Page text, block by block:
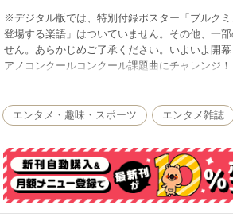
※デジタル版では、特別付録ポスター「ブルク
登場する楽語」はついていません。その他、一
せん。あらかじめご了承ください。いよいよ開
アノコンクールコンクール課題曲にチャレンジ
ネ》Op.36-6 第１楽章（赤松林太郎）コンクー
アノ歴」もくじInterview 反田恭平Interview 角野
Interview 亀井聖矢ムジカノーヴァ・トークルー
／荒木淑子）ムジカノーヴァからのお知らせム
て①（小原 孝）ムジカノーヴァ最終号に寄せて
ァ最終号に寄せて③（春畑セロリ）Report カワ
（上田弘子）Report 盛夏に沸いた２つのコンク
エンタメ・趣味・スポーツ エンタメ雑誌